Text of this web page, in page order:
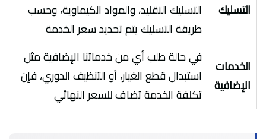
التسليك
التسليك التقليد، والمواد الكيماوية، وحسب
طريقة التسليك يتم تحديد سعر الخدمة
الخدمات
الإضافية
في حالة طلب أي من خدماتنا الإضافية مثل
استبدال قطع الغيار، أو التنظيف الدوري، فإن
تكلفة الخدمة تضاف للسعر النهائي